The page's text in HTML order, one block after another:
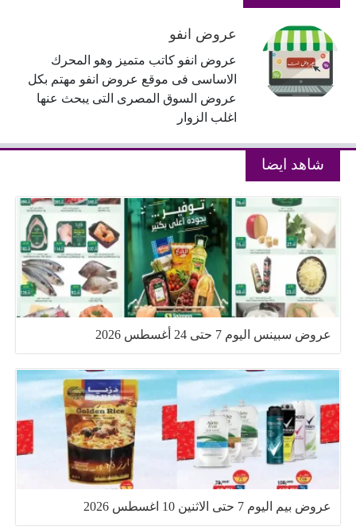
عروض انفو
عروض انفو كاتب متميز وهو المحرك
الاساسى فى موقع عروض انفو مهتم بكل
عروض السوق المصرى التى يبحث عنها
اغلب الزوار
شاهد ايضا
عروض سبينس اليوم 7 حتى 24 أغسطس 2026
عروض بيم اليوم 7 حتى الاثنين 10 اغسطس 2026